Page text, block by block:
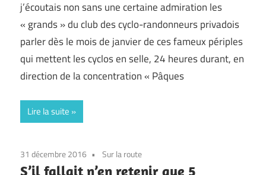
j’écoutais non sans une certaine admiration les
« grands » du club des cyclo-randonneurs privadois
parler dès le mois de janvier de ces fameux périples
qui mettent les cyclos en selle, 24 heures durant, en
direction de la concentration « Pâques
Lire la suite
31 décembre 2016 Sur la route
S’il fallait n’en retenir que 5